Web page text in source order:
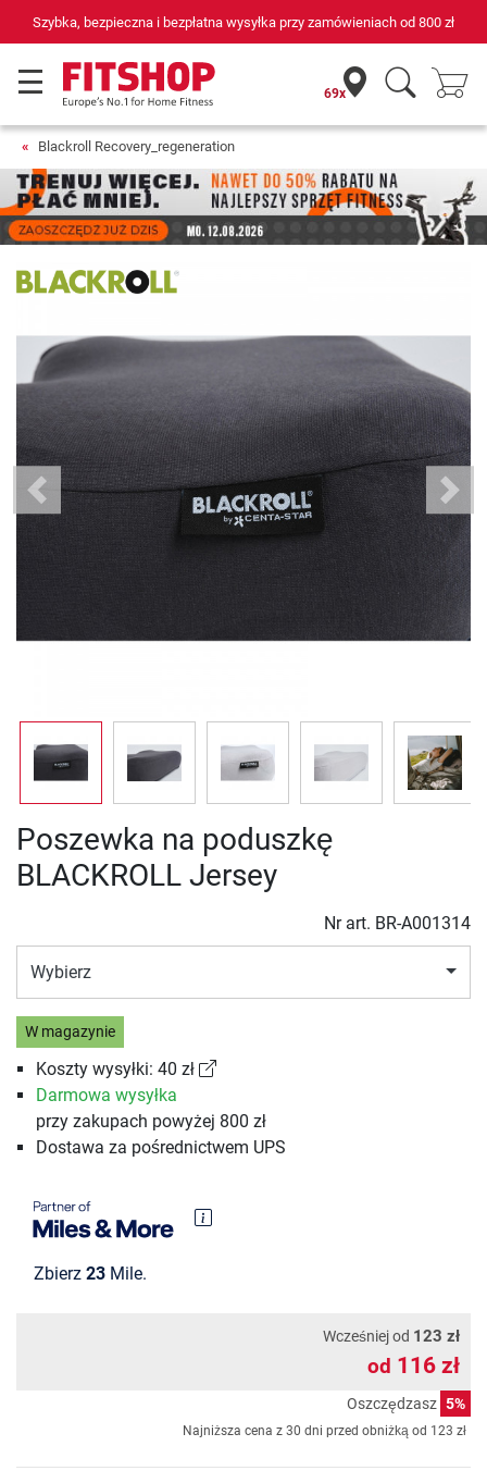
Szybka, bezpieczna i bezpłatna wysyłka przy zamówieniach od 800 zł
69x
Blackroll Recovery_regeneration
Previous Next
Poszewka na poduszkę
BLACKROLL Jersey
Nr art. BR-A001314
Wybierz
W magazynie
Koszty wysyłki: 40 zł
Darmowa wysyłka
przy zakupach powyżej 800 zł
Dostawa za pośrednictwem UPS
Zbierz 23 Mile.
Wcześniej od 123 zł
od 116 zł
Oszczędzasz 5%
Najniższa cena z 30 dni przed obniżką od 123 zł